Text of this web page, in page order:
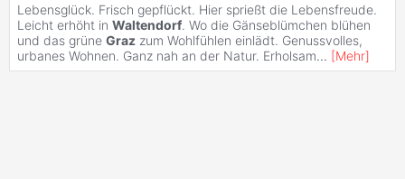
Lebensglück. Frisch gepflückt. Hier sprießt die Lebensfreude.
Leicht erhöht in Waltendorf. Wo die Gänseblümchen blühen
und das grüne Graz zum Wohlfühlen einlädt. Genussvolles,
urbanes Wohnen. Ganz nah an der Natur. Erholsam... [Mehr]